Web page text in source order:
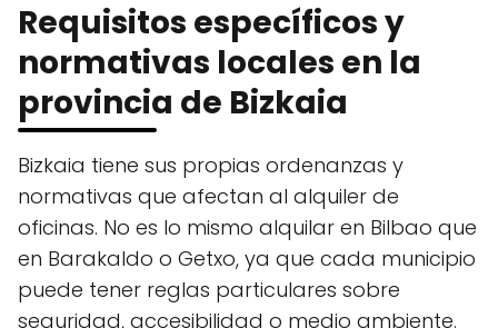
Requisitos específicos y
normativas locales en la
provincia de Bizkaia
Bizkaia tiene sus propias ordenanzas y
normativas que afectan al alquiler de
oficinas. No es lo mismo alquilar en Bilbao que
en Barakaldo o Getxo, ya que cada municipio
puede tener reglas particulares sobre
seguridad, accesibilidad o medio ambiente.